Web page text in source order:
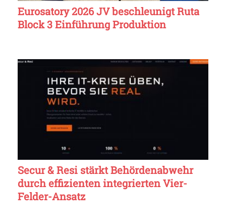
Eurosatory 2026 JV beschleunigt Ruta
Block 3 Einführung Produktion
Secur & Resi stärkt Behördenabwehr
durch effizienten integrierten Vier-
Felder-Ansatz